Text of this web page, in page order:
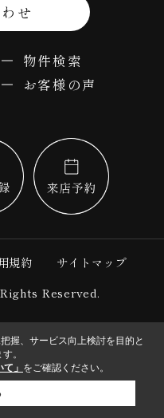
せ
物件検索
お客様の声
規約
サイトマップ
Reserved.
握、サービス向上検討を目的と
。
」 をご確認ください。